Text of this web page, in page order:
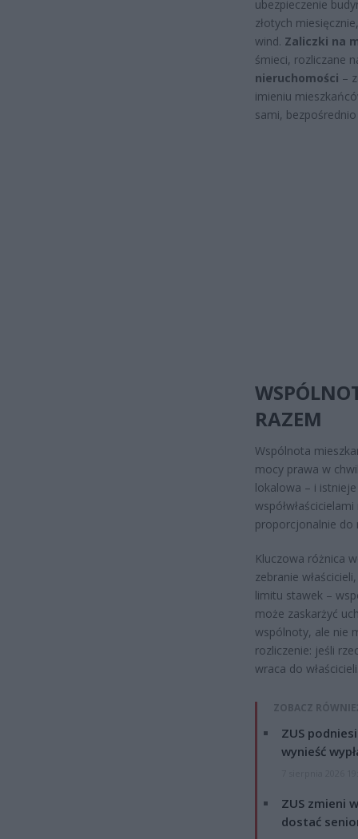
ubezpieczenie
złotych
wind. Zaliczki na
śmieci, rozliczane
nieruchomości –
imieniu
sami,
RAZEM
Wspólnota
mocy prawa w
lokalowa – i
proporcjonalnie do
Kluczowa różnica
zebranie
limitu stawek –
może zaskarżyć
wspólnoty, ale nie
rozliczenie: jeśli
wraca do
ZOBACZ
ZUS
wynieść
ZUS zmieni
dostać